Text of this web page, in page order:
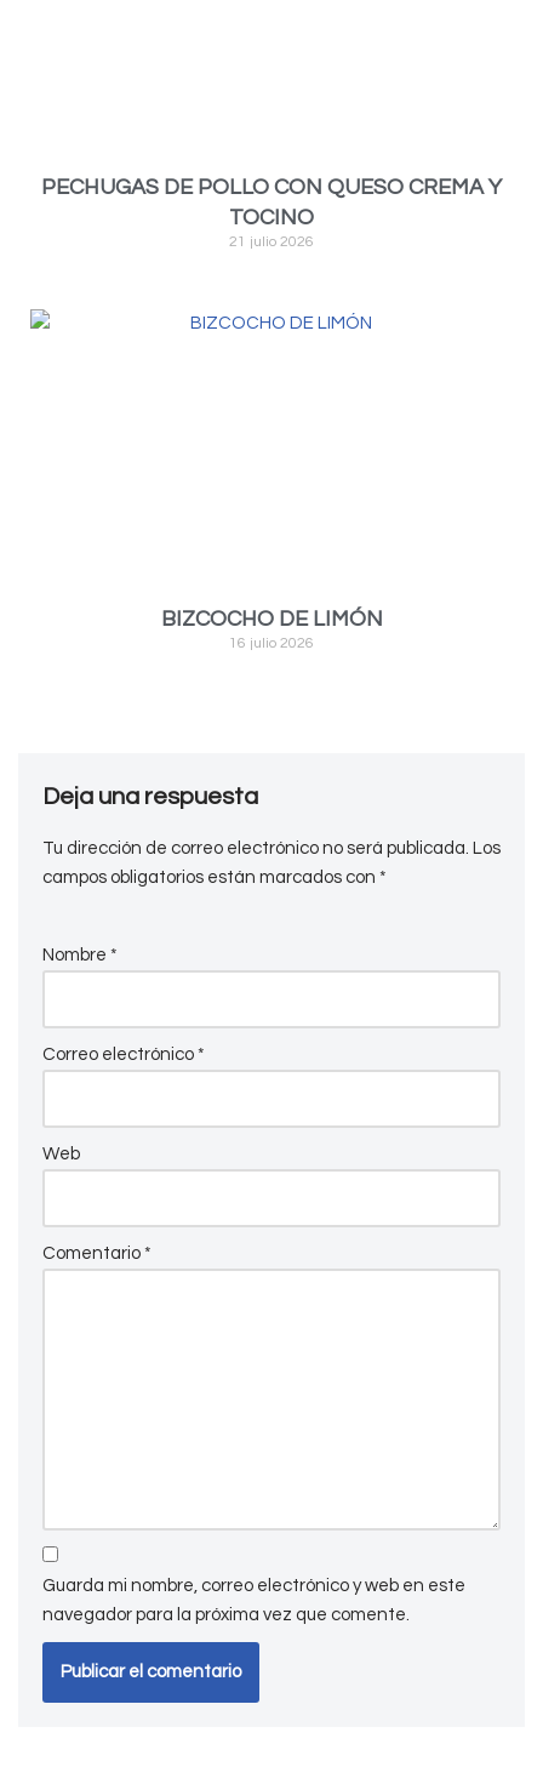
PECHUGAS DE POLLO CON QUESO CREMA Y
TOCINO
21 julio 2026
BIZCOCHO DE LIMÓN
16 julio 2026
Deja una respuesta
Tu dirección de correo electrónico no será publicada. Los
campos obligatorios están marcados con *
Nombre *
Correo electrónico *
Web
Comentario *
Guarda mi nombre, correo electrónico y web en este
navegador para la próxima vez que comente.